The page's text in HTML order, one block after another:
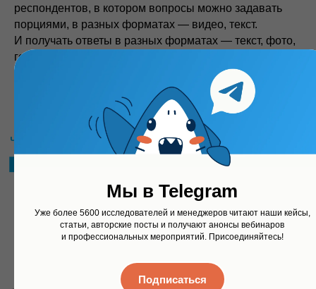
респондентов, в котором вопросы можно задавать
порциями, в разных форматах — видео, текст.
И получать ответы в разных форматах — текст, фото,
голос, видео. Это и «квол» и «квонт». Клиенты охотно
согласятся на «глубинное интервью» с «продактами»
в чате. Это возможно даже в видео-формате.
Мы в Telegram
Уже более 5600 исследователей и менеджеров читают наши кейсы,
статьи, авторские посты и получают анонсы вебинаров
и профессиональных мероприятий. Присоединяйтесь!
Подписаться